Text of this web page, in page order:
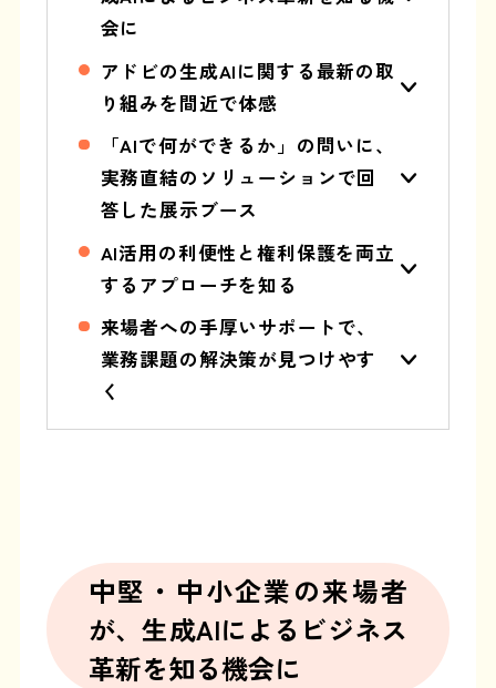
会に
アドビの生成AIに関する最新の取
り組みを間近で体感
「AIで何ができるか」の問いに、
実務直結のソリューションで回
答した展示ブース
AI活用の利便性と権利保護を両立
するアプローチを知る
来場者への手厚いサポートで、
業務課題の解決策が見つけやす
く
中堅・中小企業の来場者
が、生成AIによるビジネス
革新を知る機会に